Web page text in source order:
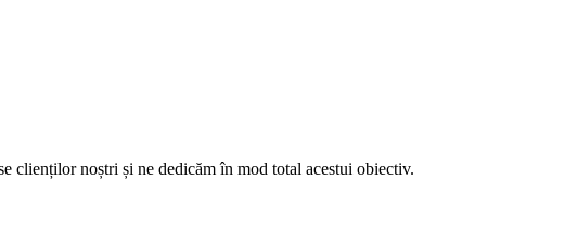
clienților noștri și ne dedicăm în mod total acestui obiectiv.